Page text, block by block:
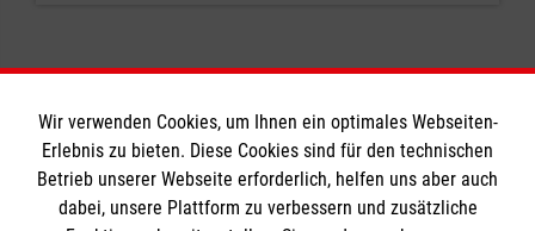
Informationen
Wir verwenden Cookies, um Ihnen ein optimales Webseiten-
Erlebnis zu bieten. Diese Cookies sind für den technischen
Betrieb unserer Webseite erforderlich, helfen uns aber auch
dabei, unsere Plattform zu verbessern und zusätzliche